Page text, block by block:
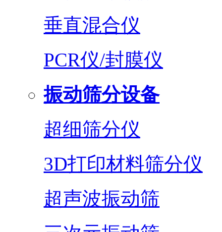
垂直混合仪
PCR仪/封膜仪
振动筛分设备
超细筛分仪
3D打印材料筛分仪
超声波振动筛